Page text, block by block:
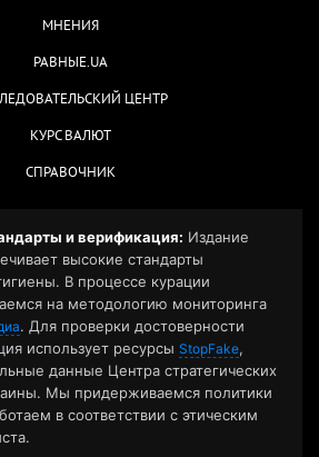
МНЕНИЯ
РАВНЫЕ.UA
ЦЕНТР
КУРС ВАЛЮТ
СПРАВОЧНИК
и верификация: Издание
высокие стандарты
В процессе курации
на методологию мониторинга
. Для проверки достоверности
использует ресурсы StopFake,
данные Центра стратегических
Мы придерживаемся политики
в соответствии с этическим